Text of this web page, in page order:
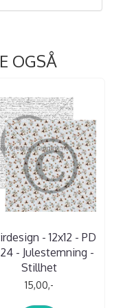
OGSÅ
- 12x12 - PD
- Julestemning -
Stillhet
15,00,-